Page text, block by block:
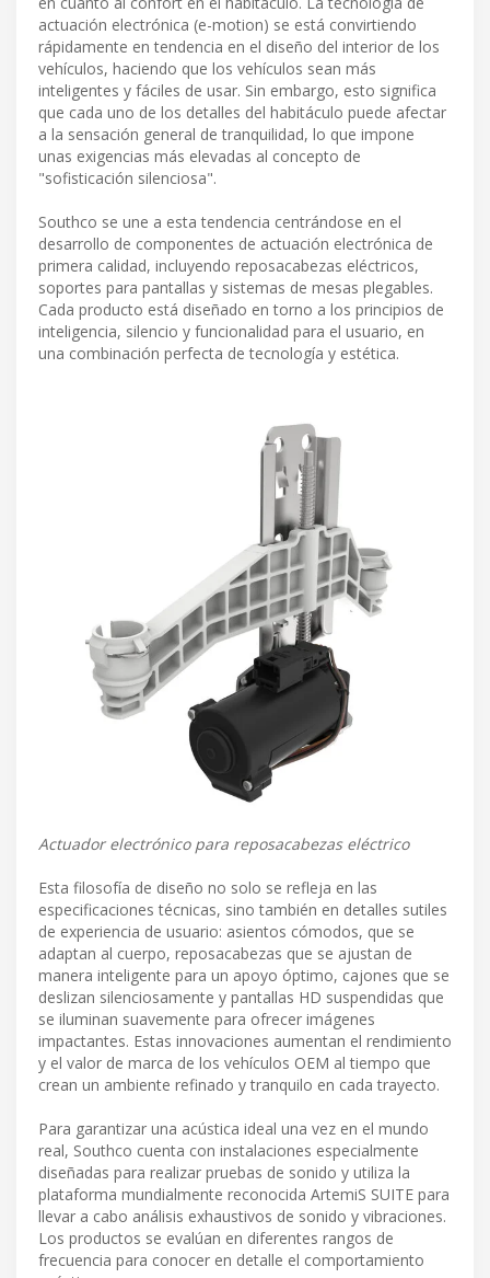
actuación electrónica (e-motion) se está convirtiendo
rápidamente en tendencia en el diseño del interior de los
vehículos, haciendo que los vehículos sean más
inteligentes y fáciles de usar. Sin embargo, esto significa
que cada uno de los detalles del habitáculo puede afectar
a la sensación general de tranquilidad, lo que impone
unas exigencias más elevadas al concepto de
"sofisticación silenciosa".
Southco se une a esta tendencia centrándose en el
desarrollo de componentes de actuación electrónica de
primera calidad, incluyendo reposacabezas eléctricos,
soportes para pantallas y sistemas de mesas plegables.
Cada producto está diseñado en torno a los principios de
inteligencia, silencio y funcionalidad para el usuario, en
una combinación perfecta de tecnología y estética.
Actuador electrónico para reposacabezas eléctrico
Esta filosofía de diseño no solo se refleja en las
especificaciones técnicas, sino también en detalles sutiles
de experiencia de usuario: asientos cómodos, que se
adaptan al cuerpo, reposacabezas que se ajustan de
manera inteligente para un apoyo óptimo, cajones que se
deslizan silenciosamente y pantallas HD suspendidas que
se iluminan suavemente para ofrecer imágenes
impactantes. Estas innovaciones aumentan el rendimiento
y el valor de marca de los vehículos OEM al tiempo que
crean un ambiente refinado y tranquilo en cada trayecto.
Para garantizar una acústica ideal una vez en el mundo
real, Southco cuenta con instalaciones especialmente
diseñadas para realizar pruebas de sonido y utiliza la
plataforma mundialmente reconocida ArtemiS SUITE para
llevar a cabo análisis exhaustivos de sonido y vibraciones.
Los productos se evalúan en diferentes rangos de
frecuencia para conocer en detalle el comportamiento